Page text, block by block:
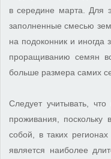
в середине марта. Для
заполненные смесью
на подоконник и иногда
проращиванию семян
больше размера самих
Следует учитывать, что
проживания,
собой, в таких
является наиболее